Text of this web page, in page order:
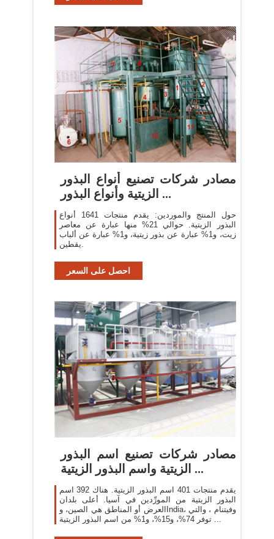
مصادر شركات تصنيع أنواع البذور
الزيتية وأنواع البذور ...
حول المنتج والموردين: يقدم منتجات 1641 أنواع
البذور الزيتية. حوالي 21% منها عبارة عن معاصر
زيت، و1% عبارة عن بذور زيتية، و1% عبارة عن ألباب
يقطين.
احصل على السعر
مصادر شركات تصنيع اسم البذور
الزيتية واسم البذور الزيتية ...
يقدم منتجات 401 اسم البذور الزيتية. هناك 392 اسم
البذور الزيتية من المورِّدين في آسيا. أعلى بلدان
العرض أو المناطق هي الصين، وIndia، وفيتنام ، والتي
توفر 74%، و15%، و1% من اسم البذور الزيتية ...